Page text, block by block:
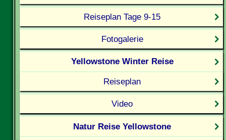
Reiseplan Tage 9-15
Fotogalerie
Yellowstone Winter Reise
Reiseplan
Video
Natur Reise Yellowstone